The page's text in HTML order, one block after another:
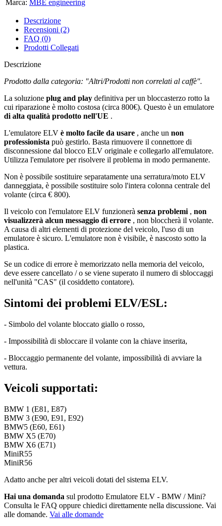
Marca: MBE engineering
Descrizione
Recensioni (2)
FAQ (0)
Prodotti Collegati
Descrizione
Prodotto dalla categoria: "Altri/Prodotti non correlati al caffè".​
La soluzione plug and play definitiva per un bloccasterzo rotto la
cui riparazione è molto costosa (circa 800€). Questo è un emulatore
di alta qualità prodotto nell'UE .
L'emulatore ELV è molto facile da usare , anche un non
professionista può gestirlo. Basta rimuovere il connettore di
disconnessione dal blocco ELV originale e collegarlo all'emulatore.
Utilizza l'emulatore per risolvere il problema in modo permanente.
Non è possibile sostituire separatamente una serratura/moto ELV
danneggiata, è possibile sostituire solo l'intera colonna centrale del
volante (circa € 800).
Il veicolo con l'emulatore ELV funzionerà senza problemi , non
visualizzerà alcun messaggio di errore , non bloccherà il volante.
A causa di altri elementi di protezione del veicolo, l'uso di un
emulatore è sicuro. L'emulatore non è visibile, è nascosto sotto la
plastica.
Se un codice di errore è memorizzato nella memoria del veicolo,
deve essere cancellato / o se viene superato il numero di sbloccaggi
nell'unità "CAS" (il cosiddetto contatore).
Sintomi dei problemi ELV/ESL:
- Simbolo del volante bloccato giallo o rosso,
- Impossibilità di sbloccare il volante con la chiave inserita,
- Bloccaggio permanente del volante, impossibilità di avviare la
vettura.
Veicoli supportati:
BMW 1 (E81, E87)
BMW 3 (E90, E91, E92)
BMW5 (E60, E61)
BMW X5 (E70)
BMW X6 (E71)
MiniR55
MiniR56
Adatto anche per altri veicoli dotati del sistema ELV.
Hai una domanda sul prodotto Emulatore ELV - BMW / Mini?
Consulta le FAQ oppure chiedici direttamente nella discussione. Vai
alle domande. Vai alle domande